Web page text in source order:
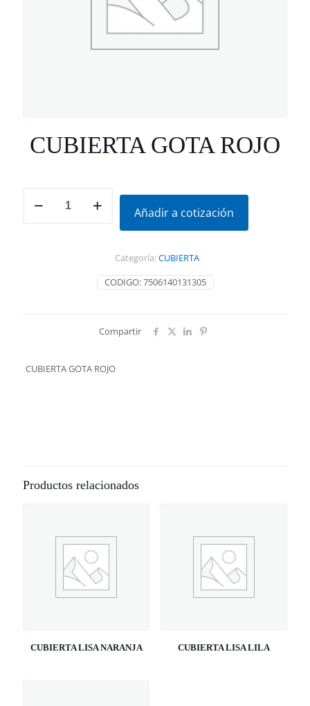
CUBIERTA GOTA ROJO
GOTA
Añadir a cotización
CODIGO:7506140131305
Categoría:CUBIERTA
Compartir
CUBIERTA GOTA ROJO
Productos relacionados
CUBIERTA LISA NARANJA CUBIERTA LISA LILA